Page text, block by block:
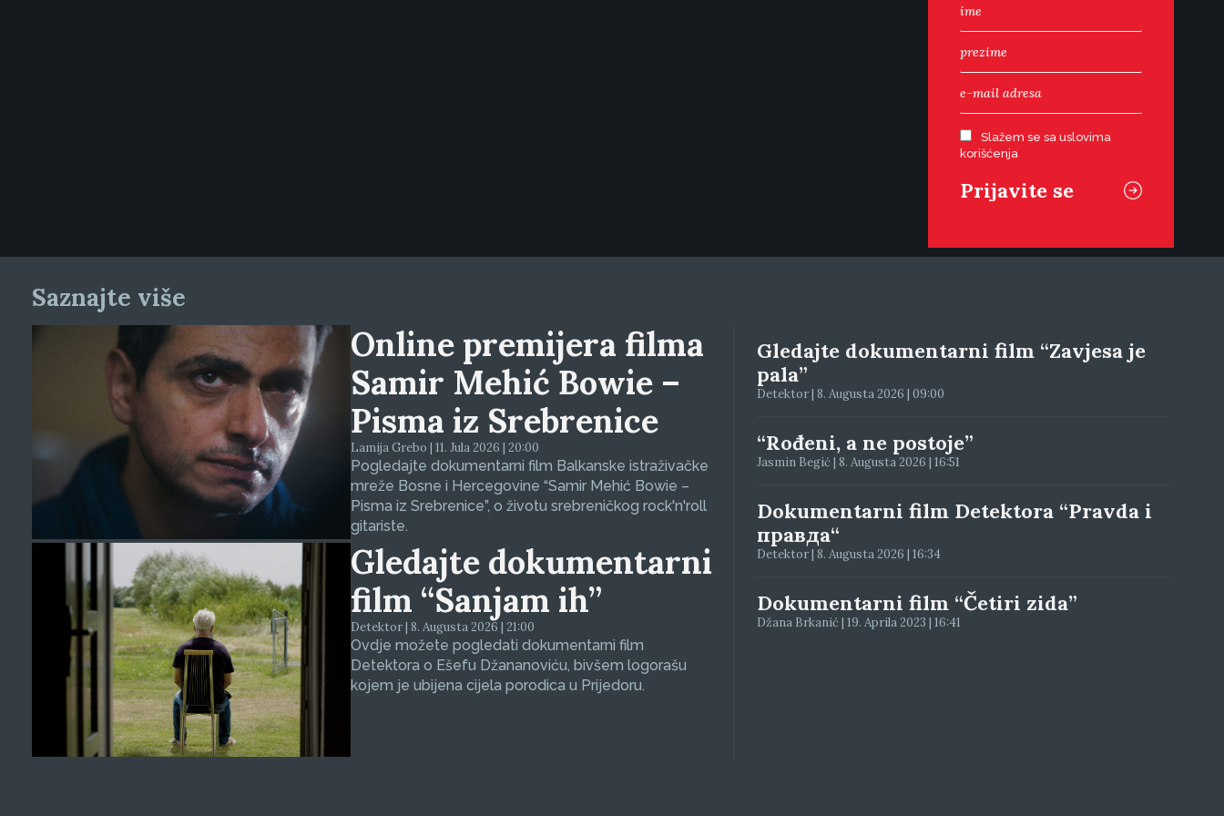
Slažem se sa uslovima
korišćenja
Saznajte više
Online premijera filma
Samir Mehić Bowie –
Pisma iz Srebrenice
Lamija Grebo | 11. Jula 2026 | 20:00
Pogledajte dokumentarni film Balkanske istraživačke
mreže Bosne i Hercegovine “Samir Mehić Bowie –
Pisma iz Srebrenice”, o životu srebreničkog rock'n'roll
gitariste.
Gledajte dokumentarni
film “Sanjam ih”
Detektor | 8. Augusta 2026 | 21:00
Ovdje možete pogledati dokumentarni film
Detektora o Ešefu Džananoviću, bivšem logorašu
kojem je ubijena cijela porodica u Prijedoru.
Gledajte dokumentarni film “Zavjesa je
pala”
Detektor | 8. Augusta 2026 | 09:00
“Rođeni, a ne postoje”
Jasmin Begić | 8. Augusta 2026 | 16:51
Dokumentarni film Detektora “Pravda i
правда“
Detektor | 8. Augusta 2026 | 16:34
Dokumentarni film “Četiri zida”
Džana Brkanić | 19. Aprila 2023 | 16:41